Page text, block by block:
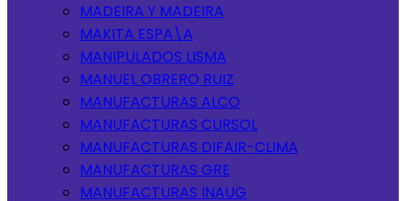
MADEIRA Y MADEIRA
MAKITA ESPA\A
MANIPULADOS LISMA
MANUEL OBRERO RUIZ
MANUFACTURAS ALCO
MANUFACTURAS CURSOL
MANUFACTURAS DIFAIR-CLIMA
MANUFACTURAS GRE
MANUFACTURAS INAUG